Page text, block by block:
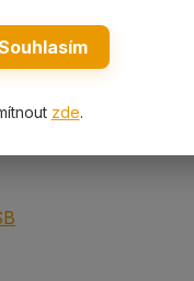
zde.